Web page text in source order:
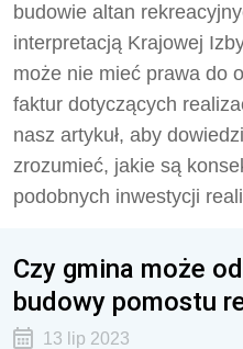
budowie altan
interpretacją Krajowej
może nie mieć prawa do
faktur dotyczących
nasz artykuł, aby
zrozumieć, jakie są
podobnych inwestycji
Czy gmina może
budowy pomostu
13 lip 2023